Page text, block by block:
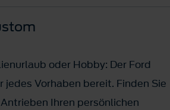
oder Hobby: Der Ford
jedes Vorhaben bereit. Finden Sie
Ihren persönlichen